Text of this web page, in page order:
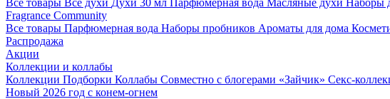
Все товары Все духи Духи 30 мл Парфюмерная вода Масляные духи Наборы
Fragrance Community
Все товары Парфюмерная вода Наборы пробников Ароматы для дома
Распродажа
Акции
Коллекции и коллабы
Коллекции Подборки Коллабы Совместно с блогерами «Зайчик» Секс-
Новый 2026 год с конем-огнем